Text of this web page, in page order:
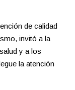
de calidad
invitó a la
y a los
la atención